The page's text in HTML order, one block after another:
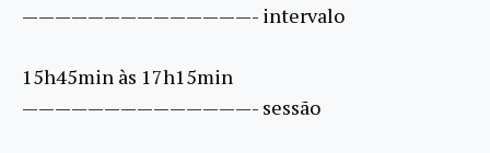
——————————————- intervalo
15h45min às 17h15min
——————————————- sessão